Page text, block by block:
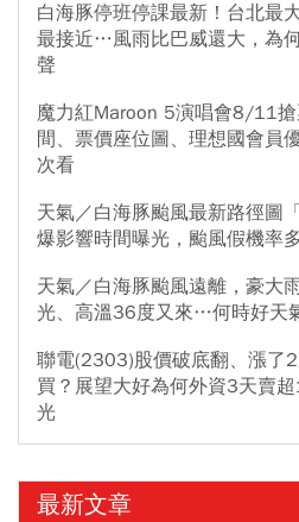
白海豚停班停課最新！台北最
最接近…風雨比巴威還大，為
聲
魔力紅Maroon 5演唱會8/11
間、票價座位圖、理想國會員
次看
天氣／白海豚颱風最新路徑圖
爆影響時間曝光，颱風假機率
天氣／白海豚颱風遠離，豪大
光、高溫36度又來…何時好天
聯電(2303)股價破底翻、漲了
買？展望大好為何外資3天賣
光
最新文章